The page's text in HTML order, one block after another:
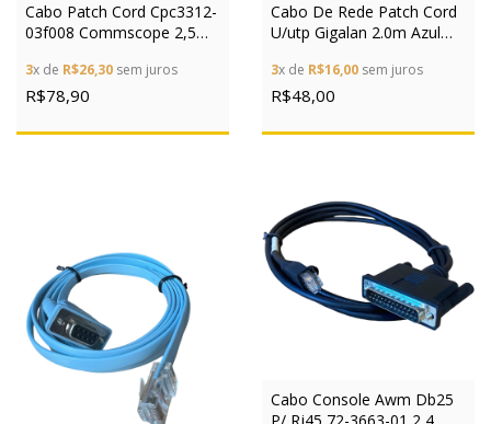
Cabo Patch Cord Cpc3312-
03f008 Commscope 2,5m
3x de R$26,30 sem juros
R$78,90
Cabo De Rede Patch Cord
U/utp Gigalan 2.0m Azul
3x de R$16,00 sem juros
R$48,00
Cabo Console Awm Db25